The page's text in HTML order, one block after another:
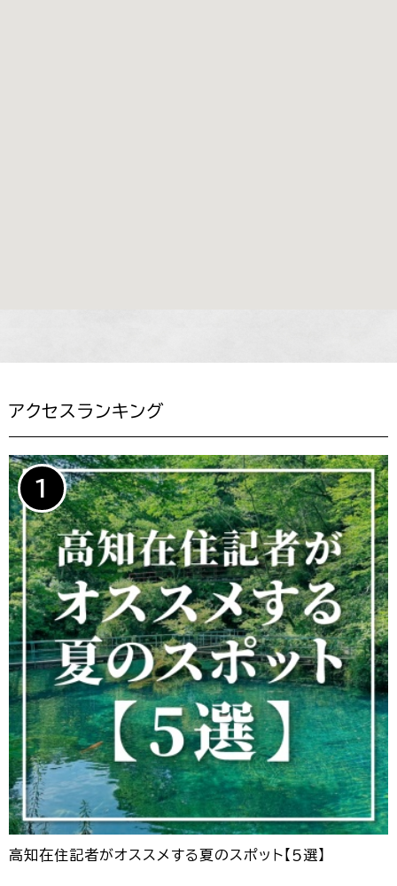
アクセスランキング
高知在住記者がオススメする夏のスポット【５選】
1